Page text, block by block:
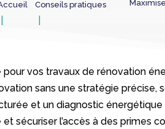
Conseils pratiques
vos travaux de rénovation
sans une stratégie
et un diagnostic
et sécuriser l’accès à des primes